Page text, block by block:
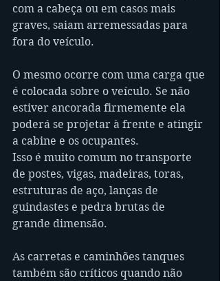
com a cabeça ou em casos mais
graves, saiam arremessadas para
fora do veículo.
O mesmo ocorre com uma carga que
é colocada sobre o veículo. Se não
estiver ancorada firmemente ela
poderá se projetar à frente e atingir
a cabine e os ocupantes.
Isso é muito comum no transporte
de postes, vigas, madeiras, toras,
estruturas de aço, lanças de
guindastes e pedra brutas de
grande dimensão.
As carretas e caminhões tanques
também são críticos quando não